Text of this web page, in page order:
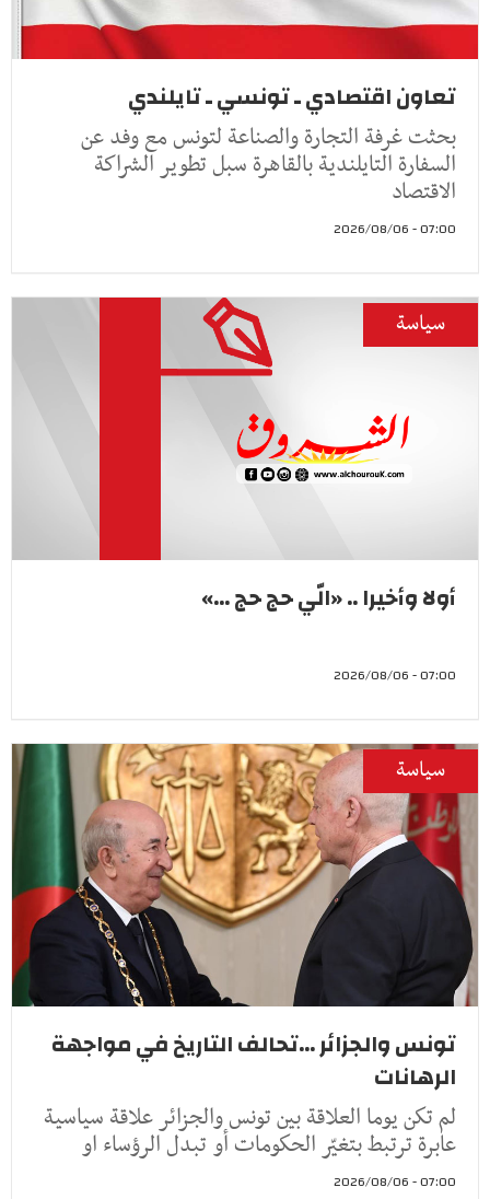
تعاون اقتصادي ـ تونسي ـ تايلندي
بحثت غرفة التجارة والصناعة لتونس مع وفد عن
السفارة التايلندية بالقاهرة سبل تطوير الشراكة
الاقتصاد
07:00 - 2026/08/06
سياسة
أولا وأخيرا .. «الّي حج حج ...»
07:00 - 2026/08/06
سياسة
تونس والجزائر ...تحالف التاريخ في مواجهة
الرهانات
لم تكن يوما العلاقة بين تونس والجزائر علاقة سياسية
عابرة ترتبط بتغيّر الحكومات أو تبدل الرؤساء او
07:00 - 2026/08/06